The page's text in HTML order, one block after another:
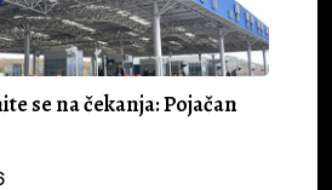
se na čekanja: Pojačan